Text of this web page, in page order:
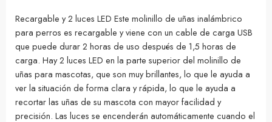
Recargable y 2 luces LED Este molinillo de uñas inalámbrico
para perros es recargable y viene con un cable de carga USB
que puede durar 2 horas de uso después de 1,5 horas de
carga. Hay 2 luces LED en la parte superior del molinillo de
uñas para mascotas, que son muy brillantes, lo que le ayuda a
ver la situación de forma clara y rápida, lo que le ayuda a
recortar las uñas de su mascota con mayor facilidad y
precisión. Las luces se encenderán automáticamente cuando el